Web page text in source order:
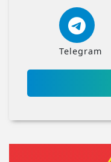
Telegram